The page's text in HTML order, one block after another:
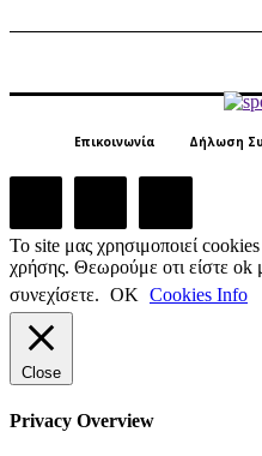
Επικοινωνία Δήλωση
Το site μας χρησιμοποιεί cookies
χρήσης. Θεωρούμε οτι είστε ok
συνεχίσετε. ΟΚ Cookies Info
Close
Privacy Overview